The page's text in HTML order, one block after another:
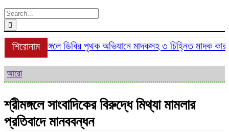
Search
for:
শিরোনামশ্রীমঙ্গলে ডিবির পৃথক অভিযানে মাদকসহ ৩ চিহ্নিত মাদক
আরো
শ্রীমঙ্গলে সাংবাদিকের বিরুদ্ধে মিথ্যা মামলার
প্রতিবাদে মানববন্ধন